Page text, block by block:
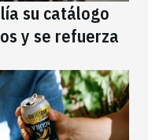
su catálogo
y se refuerza